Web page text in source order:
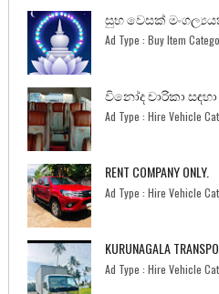
සුභ වෙසක්
Ad Type : Buy Item
විනෝද චාරිකා
Ad Type : Hire Vehicle
RENT COMPANY ONLY.
Ad Type : Hire Vehicle
KURUNAGALA
Ad Type : Hire Vehicle